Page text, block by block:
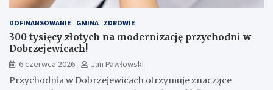
DOFINANSOWANIE GMINA ZDROWIE
300 tysięcy złotych na modernizację przychodni w
Dobrzejewicach!
6 czerwca 2026
Jan Pawłowski
Przychodnia w Dobrzejewicach otrzymuje znaczące